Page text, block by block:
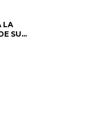
UN
LA
SU